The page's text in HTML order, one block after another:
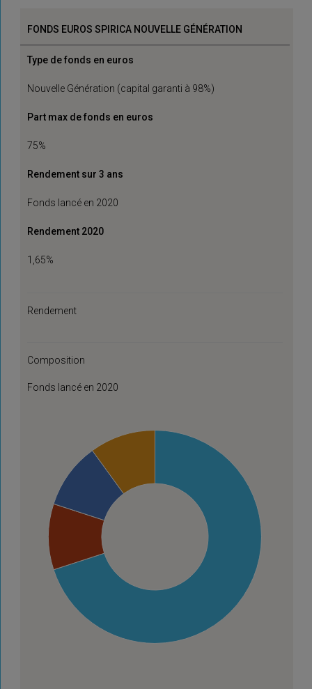
FONDS EUROS SPIRICA NOUVELLE GÉNÉRATION
Type de fonds en euros
Nouvelle Génération (capital garanti à 98%)
Part max de fonds en euros
75%
Rendement sur 3 ans
Fonds lancé en 2020
Rendement 2020
1,65%
Rendement
Composition
Fonds lancé en 2020